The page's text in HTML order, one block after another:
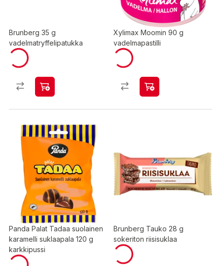
Brunberg 35 g
vadelmatryffelipatukka
Xylimax Moomin 90 g
vadelmapastilli
Panda Palat Tadaa suolainen
karamelli suklaapala 120 g
karkkipussi
Brunberg Tauko 28 g
sokeriton riisisuklaa